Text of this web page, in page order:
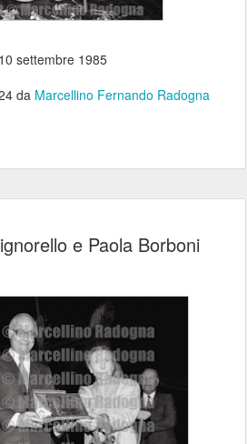
settembre 1985
da Marcellino Fernando Radogna
e Paola Borboni